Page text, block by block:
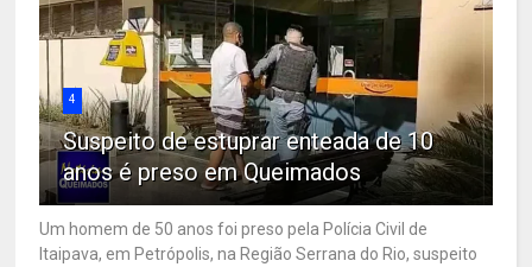
4
Suspeito de estuprar enteada de 10
anos é preso em Queimados
Um homem de 50 anos foi preso pela Polícia Civil de
Itaipava, em Petrópolis, na Região Serrana do Rio, suspeito